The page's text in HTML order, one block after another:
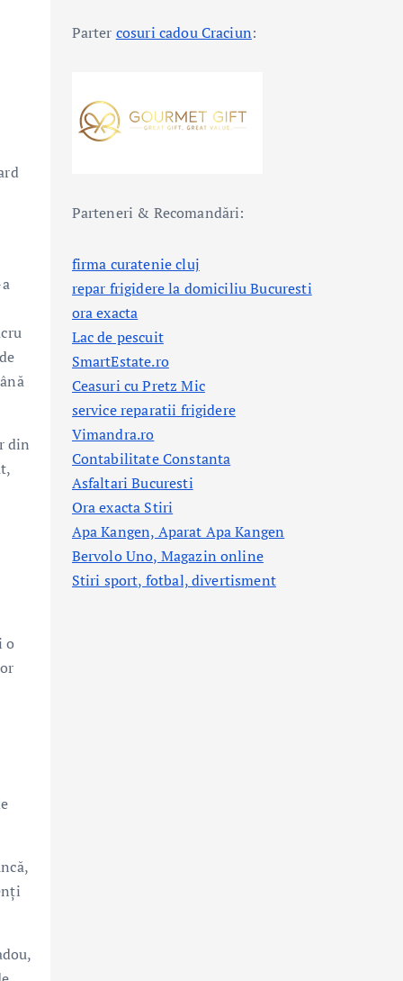
din
o
Parter cosuri cadou Craciun:
Parteneri & Recomandări:
firma curatenie cluj
repar frigidere la domiciliu Bucuresti
ora exacta
Lac de pescuit
SmartEstate.ro
Ceasuri cu Pretz Mic
service reparatii frigidere
Vimandra.ro
Contabilitate Constanta
Asfaltari Bucuresti
Ora exacta Stiri
Apa Kangen, Aparat Apa Kangen
Bervolo Uno, Magazin online
Stiri sport, fotbal,divertisment